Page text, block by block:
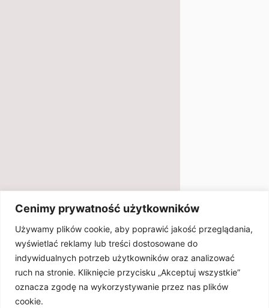
Cenimy prywatność użytkowników
Używamy plików cookie, aby poprawić jakość przeglądania,
wyświetlać reklamy lub treści dostosowane do
indywidualnych potrzeb użytkowników oraz analizować
ruch na stronie. Kliknięcie przycisku „Akceptuj wszystkie”
oznacza zgodę na wykorzystywanie przez nas plików
cookie.